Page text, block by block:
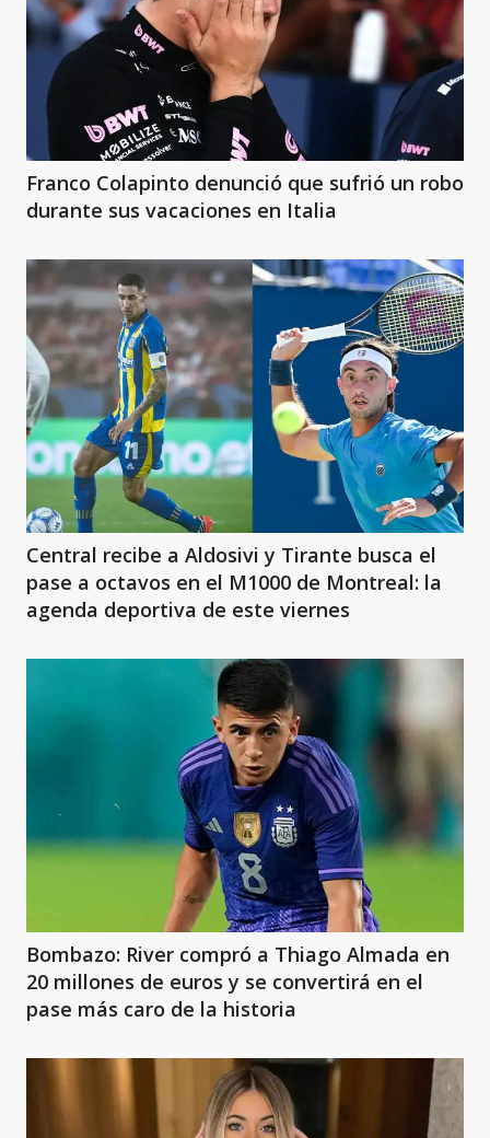
Franco Colapinto denunció que sufrió un robo
durante sus vacaciones en Italia
Central recibe a Aldosivi y Tirante busca el
pase a octavos en el M1000 de Montreal: la
agenda deportiva de este viernes
Bombazo: River compró a Thiago Almada en
20 millones de euros y se convertirá en el
pase más caro de la historia